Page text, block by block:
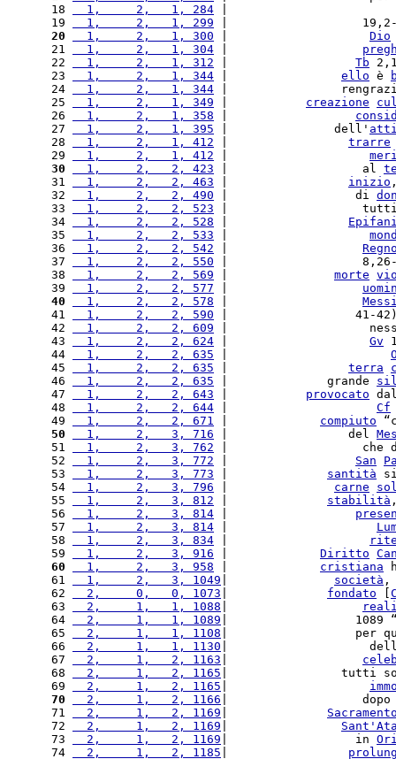
18
  1,     2,   1, 284
19
  1,     2,   1, 299
|                   19,2-5
20
  1,     2,   1, 300
Dio
21
  1,     2,   1, 304
22
  1,     2,   1, 312
Tb
23
  1,     2,   1, 344
ello è
24
  1,     2,   1, 344
|
25
  1,     2,   1, 349
creazione
26
  1,     2,   1, 358
27
  1,     2,   1, 395
|               dell'
28
  1,     2,   1, 412
trarre
29
  1,     2,   1, 412
30
  1,     2,   2, 423
|                   al
31
  1,     2,   2, 463
inizio
32
  1,     2,   2, 490
|                  di
33
  1,     2,   2, 523
|
34
  1,     2,   2, 528
35
  1,     2,   2, 533
36
  1,     2,   2, 542
37
  1,     2,   2, 550
|
38
  1,     2,   2, 569
morte
39
  1,     2,   2, 577
40
  1,     2,   2, 578
41
  1,     2,   2, 590
|                  41-
42
  1,     2,   2, 609
|
43
  1,     2,   2, 624
Gv
44
  1,     2,   2, 635
45
  1,     2,   2, 635
terra
46
  1,     2,   2, 635
|              grande
47
  1,     2,   2, 643
provocato
48
  1,     2,   2, 644
Cf
49
  1,     2,   2, 671
compiuto
50
  1,     2,   3, 716
|                 del
51
  1,     2,   3, 762
|                   che
52
  1,     2,   3, 772
San
53
  1,     2,   3, 773
santità
54
  1,     2,   3, 796
carne
55
  1,     2,   3, 812
stabilità
56
  1,     2,   3, 814
57
  1,     2,   3, 814
58
  1,     2,   3, 834
59
  1,     2,   3, 916
Diritto
60
  1,     2,   3, 958
cristiana
61
  1,     2,   3, 1049
società ,
62
  2,     0,   0, 1073
fondato
63
  2,     1,   1, 1088
64
  2,     1,   1, 1089
|                  1089
65
  2,     1,   1, 1108
|                  per
66
  2,     1,   1, 1130
|
67
  2,     1,   2, 1163
68
  2,     1,   2, 1165
|                tutti
69
  2,     1,   2, 1165
70
  2,     1,   2, 1166
|                   dopo
71
  2,     1,   2, 1169
72
  2,     1,   2, 1169
Sant'
73
  2,     1,   2, 1169
|                  in
74
  2,     1,   2, 1185